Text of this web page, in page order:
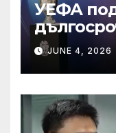
УЕФА
JUNE 4, 2026